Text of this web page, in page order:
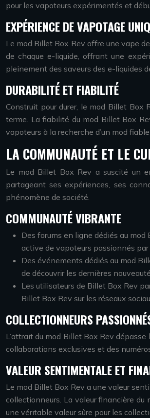
pour les vapoteurs expérimentés et
EXPÉRIENCE DE VAPOTAGE
Le mod Billet Box Rev offre une vape
de chaque e-liquide, offrant une
pleinement des saveurs des e-liquides
DURABILITÉ ET FIABILITÉ
Construit pour durer, le mod Billet
terme. La fiabilité du mod Billet Box
vapoteurs à la recherche d’un mod
LA COMMUNAUTÉ ET LE
Le mod Billet Box Rev a suscité un
partageant ses expériences, ses
phénomène de société.
COMMUNAUTÉ VIBRANTE
Des forums en ligne dédiés au
active de vapoteurs passionnés
Des événements dédiés au mod
de découvrir les dernières
Les utilisateurs de Billet Box Rev
Billet Box Rev sur les réseaux
COLLECTIONNEURS
L’attrait du mod Billet Box Rev
collaborations exclusives et des
VALEUR SENTIMENTALE ET
Le mod Billet Box Rev a une valeur
collectionneurs. La valeur financière
une véritable valeur sûre pour les